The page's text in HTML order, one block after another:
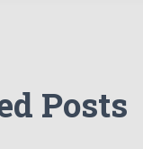
Posts